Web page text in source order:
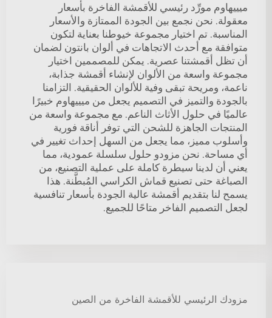
ميييهاوم مورِّد رئيسي للأقمشة الفاخرة بأسعار
معقولة. نحن نجمع بين الجودة الممتازة والأسعار
المناسبة. تم اختيار مجموعة خيوطنا بعناية لتكون
متوافقة مع أحدث الاتجاهات في ألوان بانتون لضمان
أن تظل أقمشتنا عصرية. يمكن للمصممين اختيار
مجموعة واسعة من الألوان لإنشاء أقمشة جذابة،
ناعمة، ومريحة تبقى وفية للألوان الحقيقية. التزامنا
بالجودة والتميز في التصميم يجعل من ميييهاوم خبيرًا
عالميًا في حلول الأثاث الناعم. مع مجموعة واسعة من
المنتجات الجاهزة للشحن التي توفر أناقة فورية
وأسلوب مميز، مما يجعل من السهل إحداث تغيير في
أي مساحة. نحن مزودو حلول سلسلة عمودية، مما
يعني أن لدينا سيطرة كاملة على عملية التصنيع، من
الصباغة حتى تصنيع قماش الكراسي المُبطَّنة. هذا
يسمح لنا بتقديم أقمشة عالية الجودة بأسعار تنافسية
لجعل التصميم الفاخر متاحًا للجميع.
مزودك الرئيسي للأقمشة الفاخرة من الصين